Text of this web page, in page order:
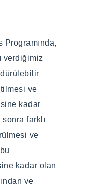
verdiğimiz
ve
kadar
farklı
ve
kadar olan
ve
be possible